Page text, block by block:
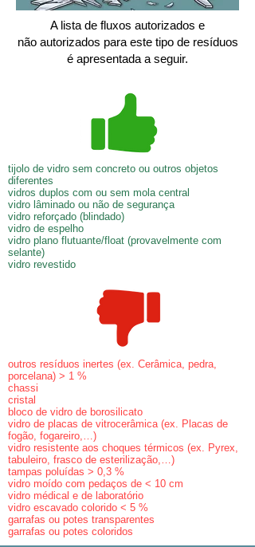
A lista de fluxos autorizados e
não autorizados para este tipo de resíduos
é apresentada a seguir.
tijolo de vidro sem concreto ou outros objetos
diferentes
vidros duplos com ou sem mola central
vidro lâminado ou não de segurança
vidro reforçado (blindado)
vidro de espelho
vidro plano flutuante/float (provavelmente com
selante)
vidro revestido
outros resíduos inertes (ex. Cerâmica, pedra,
porcelana) > 1 %
chassi
cristal
bloco de vidro de borosilicato
vidro de placas de vitrocerâmica (ex. Placas de
fogão, fogareiro,…)
vidro resistente aos choques térmicos (ex. Pyrex,
tabuleiro, frasco de esterilização,…)
tampas poluídas > 0,3 %
vidro moído com pedaços de < 10 cm
vidro médical e de laboratório
vidro escavado colorido < 5 %
garrafas ou potes transparentes
garrafas ou potes coloridos